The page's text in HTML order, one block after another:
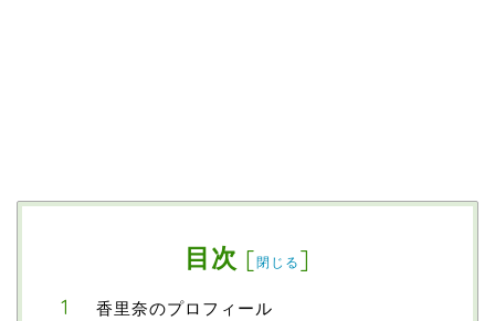
目次 [閉じる ]
香里奈のプロフィール